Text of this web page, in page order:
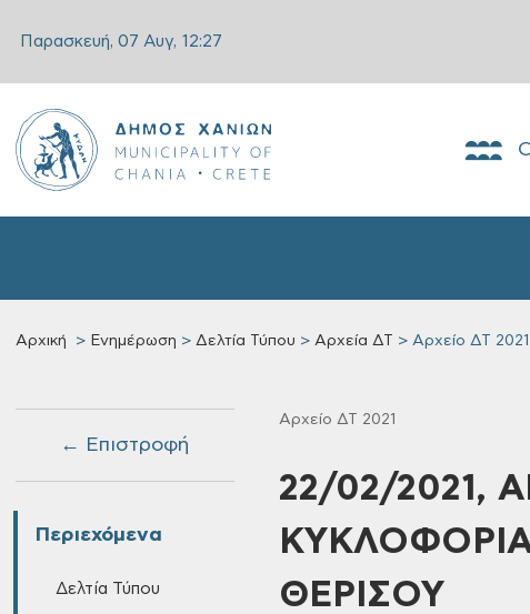
Παρασκευή, 07 Αυγ, 12:27
Αρχική Ενημέρωση Δελτία Τύπου Αρχεία ΔΤ Αρχείο ΔΤ 2021
← Επιστροφή
Περιεχόμενα
Δελτία Τύπου
Αρχείο ΔΤ 2021
22/02/2021,
ΘΕΡΙΣΟΥ